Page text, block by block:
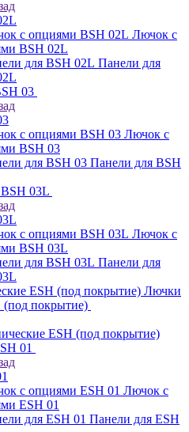
Лючок с
BSH 02L
Панели для
03
Лючок с
BSH 03
Панели для BSH
BSH 03L
Лючок с
BSH 03L
Панели для
Лючки
(под покрытие)
ESH (под покрытие)
01
Лючок с
ESH 01
Панели для ESH